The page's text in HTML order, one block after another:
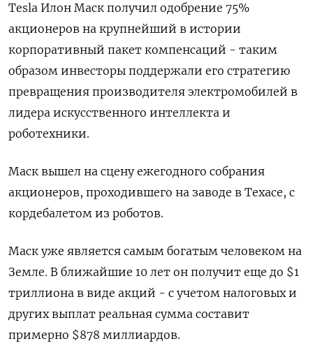
Tesla Илон Маск получил одобрение 75%
акционеров на крупнейший в истории
корпоративный пакет компенсаций - таким
образом инвесторы поддержали его стратегию
превращения производителя электромобилей в
лидера искусственного интеллекта и
роботехники.
Маск вышел на сцену ежегодного собрания
акционеров, проходившего на заводе в Техасе, с
кордебалетом из роботов.
Маск уже является самым богатым человеком на
Земле. В ближайшие 10 лет он получит еще до $1
триллиона в виде акций - с учетом налоговых и
других выплат реальная сумма составит
примерно $878 миллиардов.